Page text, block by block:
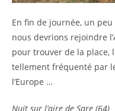
En fin de journée, un
nous devrions rejoindre
pour trouver de la place,
tellement fréquenté par
l’Europe …
Nuit sur l’aire de Sare (64)